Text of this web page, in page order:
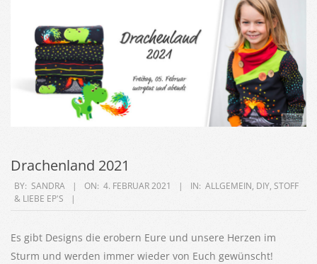
Drachenland 2021
2021-
02-
BY: SANDRA ON: 4. FEBRUAR 2021 IN: ALLGEMEIN, DIY, STOFF
& LIEBE EP'S
Es gibt Designs die erobern Eure und unsere Herzen im
Sturm und werden immer wieder von Euch gewünscht!